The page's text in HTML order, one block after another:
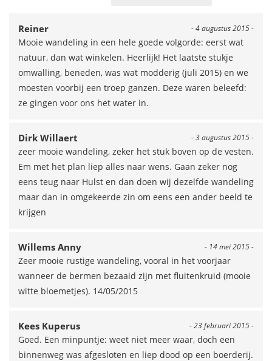
- 4 augustus 2015 -
Reiner
Mooie wandeling in een hele goede volgorde: eerst wat
natuur, dan wat winkelen. Heerlijk! Het laatste stukje
omwalling, beneden, was wat modderig (juli 2015) en we
moesten voorbij een troep ganzen. Deze waren beleefd:
ze gingen voor ons het water in.
- 3 augustus 2015 -
Dirk Willaert
zeer mooie wandeling, zeker het stuk boven op de vesten.
Em met het plan liep alles naar wens. Gaan zeker nog
eens teug naar Hulst en dan doen wij dezelfde wandeling
maar dan in omgekeerde zin om eens een ander beeld te
krijgen
- 14 mei 2015 -
Willems Anny
Zeer mooie rustige wandeling, vooral in het voorjaar
wanneer de bermen bezaaid zijn met fluitenkruid (mooie
witte bloemetjes). 14/05/2015
- 23 februari 2015 -
Kees Kuperus
Goed. Een minpuntje: weet niet meer waar, doch een
binnenweg was afgesloten en liep dood op een boerderij.